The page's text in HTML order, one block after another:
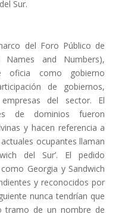
Sur.
del Foro Público de
Names and Numbers),
oficia como gobierno
de gobiernos,
del sector. El
de dominios fueron
y hacen referencia a
ocupantes llaman
del Sur’. El pedido
Georgia y Sandwich
y reconocidos por
nunca tendrían que
tramo de un nombre de